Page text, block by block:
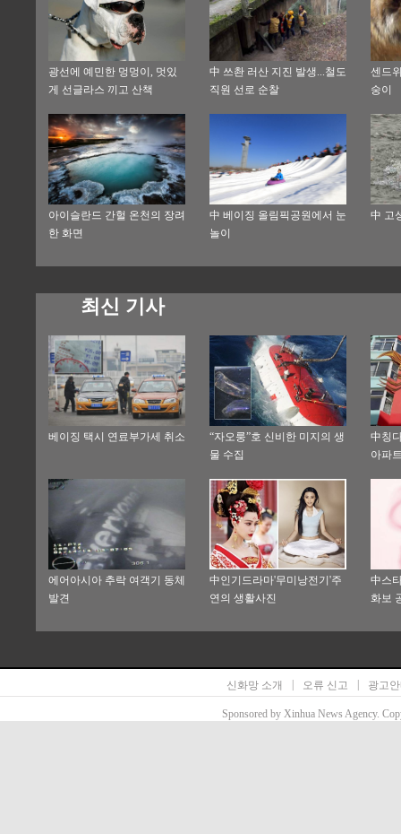
광선에 예민한 멍멍이, 멋있
게 선글라스 끼고 산책
中 쓰촨 러산 지진 발생...철도
직원 선로 순찰
센드
숭이
아이슬란드 간헐 온천의 장려
한 화면
中 베이징 올림픽공원에서 눈
놀이
中 고
최신 기사
베이징 택시 연료부가세 취소
“자오룽”호 신비한 미지의 생
물 수집
中칭
아파
에어아시아 추락 여객기 동체
발견
中인기드라마'무미낭전기'주
연의 생활사진
中스
화보